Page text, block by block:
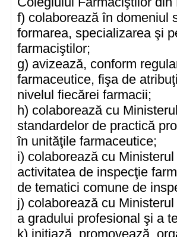
f) colaborează în domeniul
formarea, specializarea şi
farmaciştilor;
g) avizează, conform
farmaceutice, fişa de
nivelul fiecărei farmacii;
h) colaborează cu
standardelor de practică
în unităţile farmaceutice;
i) colaborează cu
activitatea de inspecţie
de tematici comune de
j) colaborează cu
a gradului profesional şi a
k) iniţiază, promovează,